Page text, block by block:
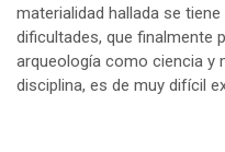
materialidad hallada se
dificultades, que finalmente
arqueología como ciencia y
disciplina, es de muy difícil